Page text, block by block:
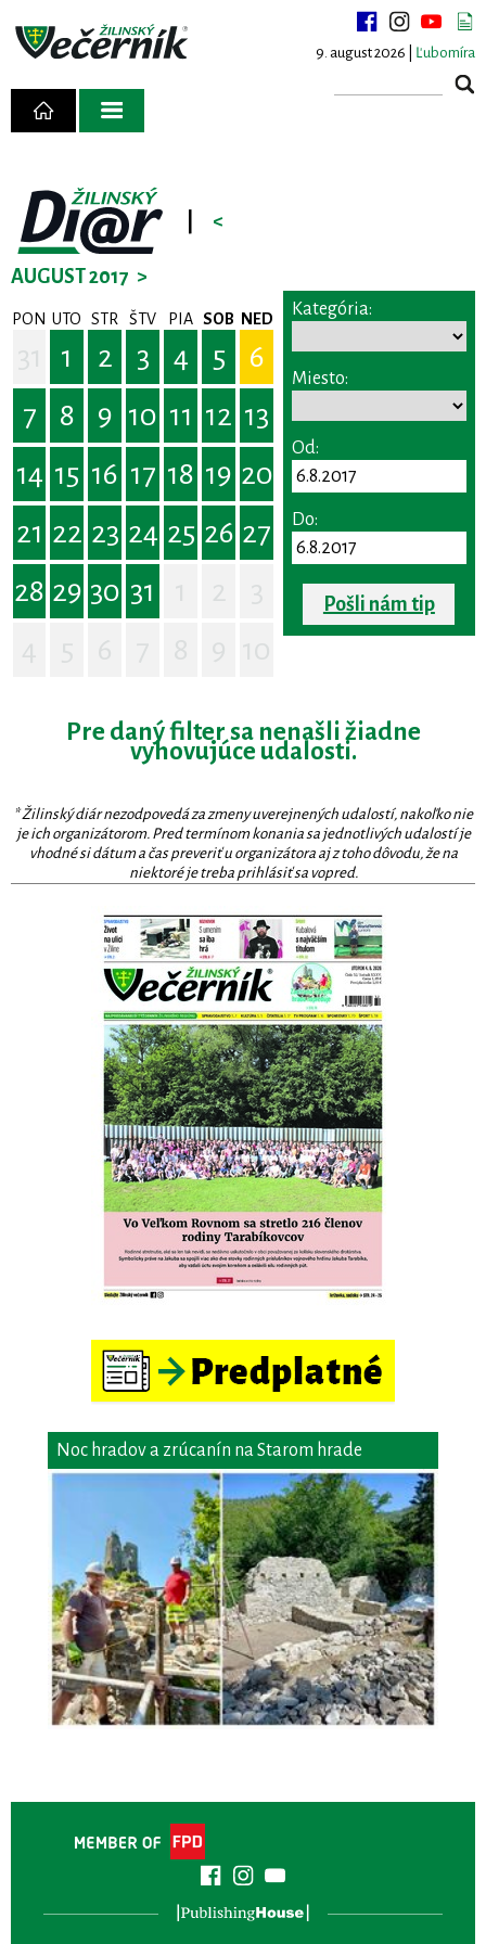
9. august 2026 | Ľubomíra
<
AUGUST 2017 >
PON UTO STR ŠTV PIA SOB NED
1 2 3 4 5
6
7
8 9 10 11 12 13
14 15 16 17 18 19 20
21 22 23 24 25 26 27
28 29 30 31
Kategória:
Miesto:
Od:
Do:
Pošli nám tip
Pre daný filter sa nenašli žiadne
vyhovujúce udalosti.
* Žilinský diár nezodpovedá za zmeny uverejnených udalostí, nakoľko nie
je ich organizátorom. Pred termínom konania sa jednotlivých udalostí je
vhodné si dátum a čas preveriť u organizátora aj z toho dôvodu, že na
niektoré je treba prihlásiť sa vopred.
Noc hradov a zrúcanín na Starom hrade